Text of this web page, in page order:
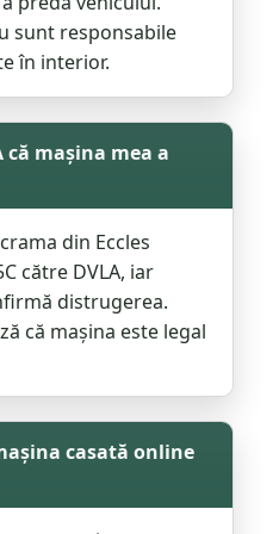
sunt responsabile
în interior.
că mașina mea a
din Eccles
către DVLA, iar
distrugerea.
că mașina este legal
casată online